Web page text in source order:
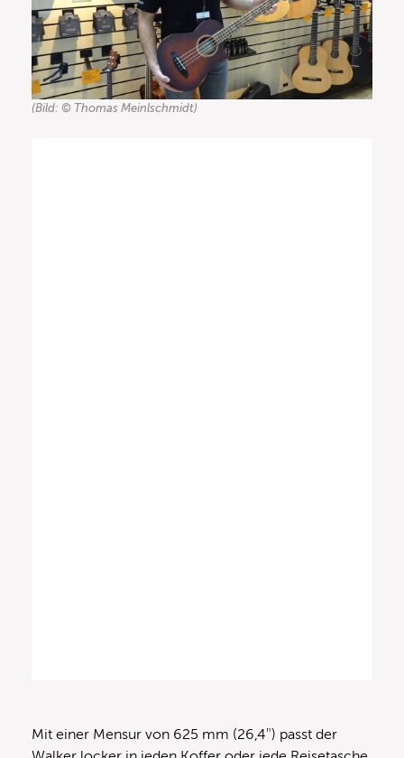
(Bild: © Thomas Meinlschmidt)
Mit einer Mensur von 625 mm (26,4″) passt der